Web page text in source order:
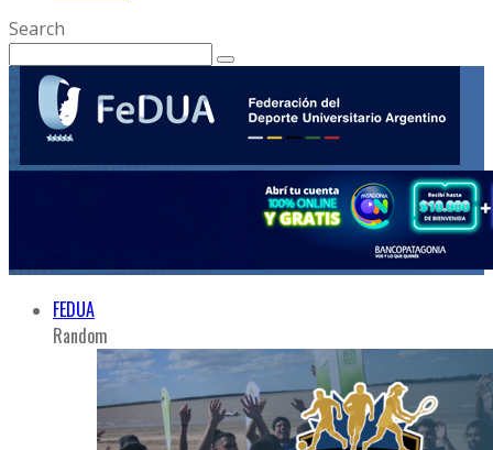
Search
FEDUA
Random